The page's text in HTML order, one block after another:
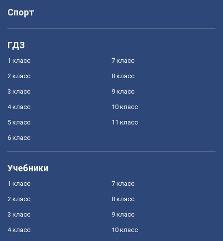
Спорт
ГДЗ
1 класс
2 класс
3 класс
4 класс
5 класс
6 класс
7 класс
8 класс
9 класс
10 класс
11 класс
Учебники
1 класс
2 класс
3 класс
4 класс
7 класс
8 класс
9 класс
10 класс